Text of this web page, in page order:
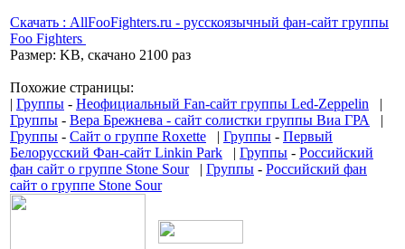
Скачать : AllFooFighters.ru - русскоязычный фан-сайт группы
Foo Fighters
Размер: KB, скачано 2100 раз
Похожие страницы:
| Группы - Неофициальный Fan-сайт группы Led-Zeppelin |
Группы - Вера Брежнева - сайт солистки группы Виа ГРА
|
Группы - Сайт о группе Roxette | Группы - Первый
Белорусский Фан-сайт Linkin Park | Группы - Российский
фан сайт о группе Stone Sour| Группы - Российский фан
сайт о группе Stone Sour